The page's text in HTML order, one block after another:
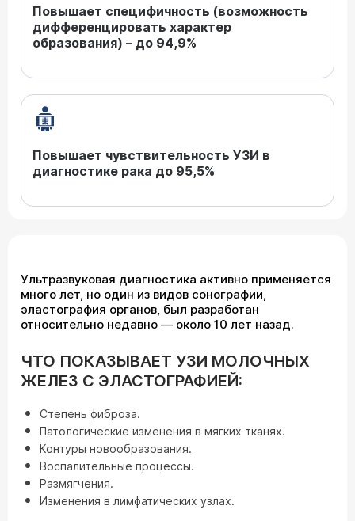
Повышает специфичность (возможность
дифференцировать характер
образования) – до 94,9%
Повышает чувствительность УЗИ в
диагностике рака до 95,5%
Ультразвуковая диагностика активно применяется
много лет, но один из видов сонографии,
эластография органов, был разработан
относительно недавно — около 10 лет назад.
ЧТО ПОКАЗЫВАЕТ УЗИ МОЛОЧНЫХ
ЖЕЛЕЗ С ЭЛАСТОГРАФИЕЙ:
Степень фиброза.
Патологические изменения в мягких тканях.
Контуры новообразования.
Воспалительные процессы.
Размягчения.
Изменения в лимфатических узлах.